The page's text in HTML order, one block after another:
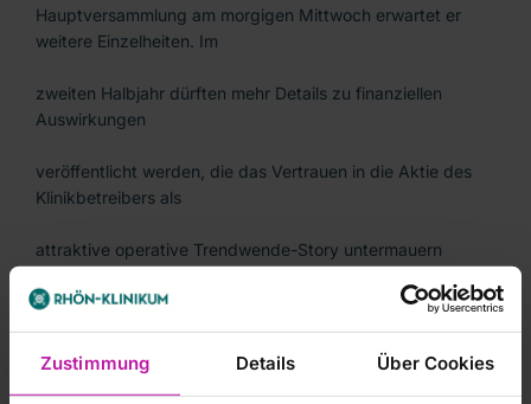
Zustimmung Details Über Cookies
Hauptversammlung am morgigen Mittwoch erwartet er
weitere Einzelheiten. Im
zweiten Halbjahr dürften mehr Details zu finanziellen
Auswirkungen
veröffentlicht werden, die das Vertrauen in die Aktie des
Klinikbetreibers als
attraktive operative Trendwende-Story untermauern